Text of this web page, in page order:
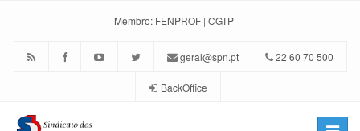
Membro: FENPROF | CGTP
geral@spn.pt 22 60 70 500
BackOffice